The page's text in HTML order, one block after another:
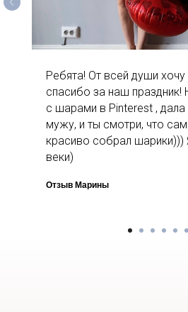
Ребята! От всей души хочу
спасибо за наш праздник!
с шарами в Pinterest ,
мужу, и ты смотри, что
красиво собрал
веки)
Отзыв Марины